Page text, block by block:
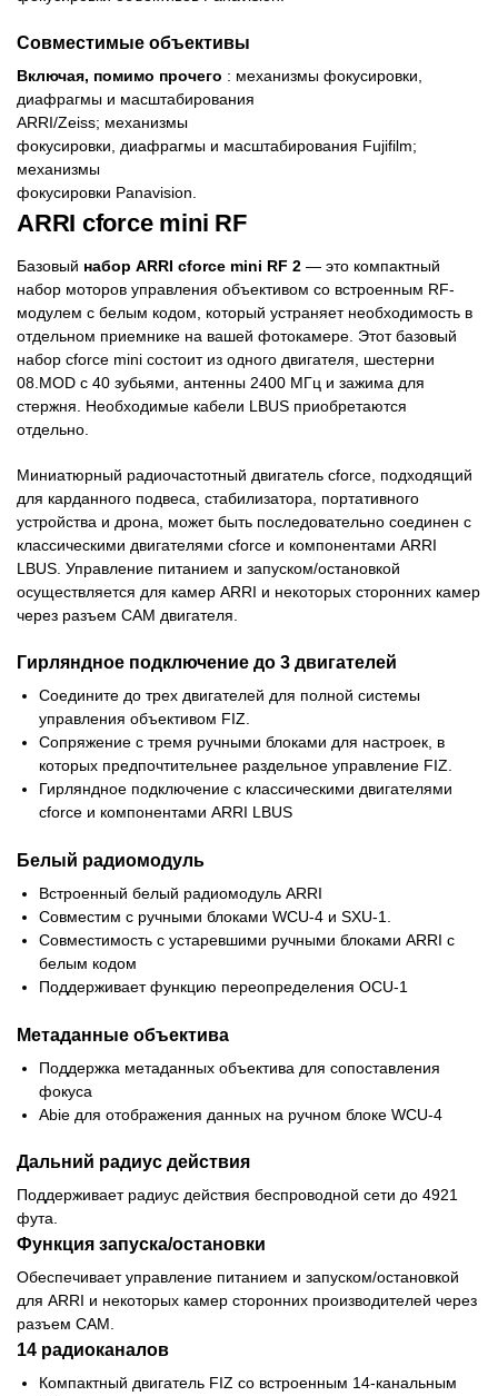
Совместимые объективы
Включая, помимо прочего : механизмы фокусировки,
диафрагмы и масштабирования
ARRI/Zeiss; механизмы
фокусировки, диафрагмы и масштабирования Fujifilm;
механизмы
фокусировки Panavision.
ARRI cforce mini RF
Базовый набор ARRI cforce mini RF 2 — это компактный
набор моторов управления объективом со встроенным RF-
модулем с белым кодом, который устраняет необходимость в
отдельном приемнике на вашей фотокамере. Этот базовый
набор cforce mini состоит из одного двигателя, шестерни
08.MOD с 40 зубьями, антенны 2400 МГц и зажима для
стержня. Необходимые кабели LBUS приобретаются
отдельно.
Миниатюрный радиочастотный двигатель cforce, подходящий
для карданного подвеса, стабилизатора, портативного
устройства и дрона, может быть последовательно соединен с
классическими двигателями cforce и компонентами ARRI
LBUS. Управление питанием и запуском/остановкой
осуществляется для камер ARRI и некоторых сторонних камер
через разъем CAM двигателя.
Гирляндное подключение до 3 двигателей
Соедините до трех двигателей для полной системы
управления объективом FIZ.
Сопряжение с тремя ручными блоками для настроек, в
которых предпочтительнее раздельное управление FIZ.
Гирляндное подключение с классическими двигателями
cforce и компонентами ARRI LBUS
Белый радиомодуль
Встроенный белый радиомодуль ARRI
Совместим с ручными блоками WCU-4 и SXU-1.
Совместимость с устаревшими ручными блоками ARRI с
белым кодом
Поддерживает функцию переопределения OCU-1
Метаданные объектива
Поддержка метаданных объектива для сопоставления
фокуса
Abie для отображения данных на ручном блоке WCU-4
Дальний радиус действия
Поддерживает радиус действия беспроводной сети до 4921
фута.
Функция запуска/остановки
Обеспечивает управление питанием и запуском/остановкой
для ARRI и некоторых камер сторонних производителей через
разъем CAM.
14 радиоканалов
Компактный двигатель FIZ со встроенным 14-канальным